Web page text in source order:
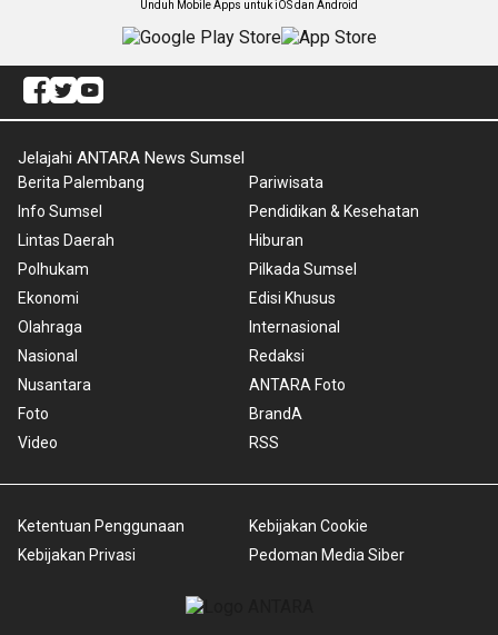
Unduh Mobile Apps untuk iOS dan Android
Jelajahi ANTARA News Sumsel
Berita Palembang
Info Sumsel
Lintas Daerah
Polhukam
Ekonomi
Olahraga
Nasional
Nusantara
Foto
Video
Pariwisata
Pendidikan & Kesehatan
Hiburan
Pilkada Sumsel
Edisi Khusus
Internasional
Redaksi
ANTARA Foto
BrandA
RSS
Ketentuan Penggunaan
Kebijakan Privasi
Kebijakan Cookie
Pedoman Media Siber